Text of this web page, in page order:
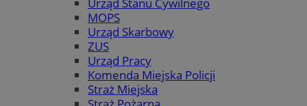
MOPS
Urząd Skarbowy
ZUS
Urząd Pracy
Komenda Miejska Policji
Straż Miejska